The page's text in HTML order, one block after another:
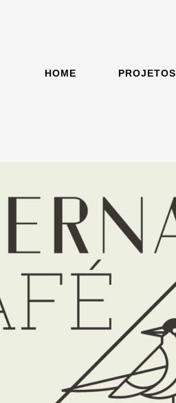
HOME PROJETOS